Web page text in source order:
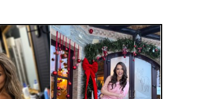
Naba Salem. Ispita de la Insula Iubirii a
Daiana,